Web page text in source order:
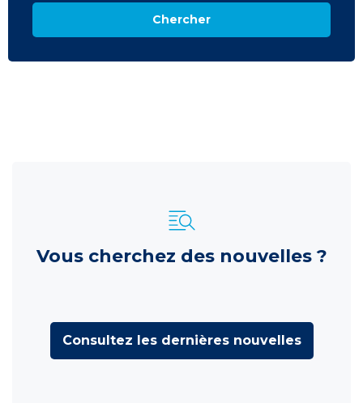
Chercher
Vous cherchez des nouvelles ?
Consultez les dernières nouvelles